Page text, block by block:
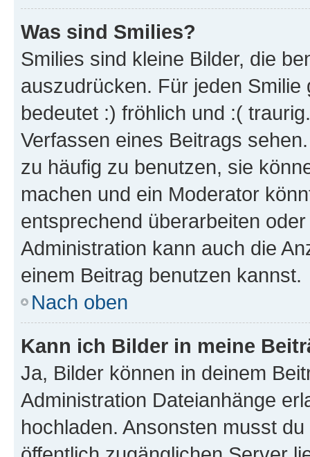
Was sind Smilies?
Smilies sind kleine Bilder, die
auszudrücken. Für jeden
bedeutet :) fröhlich und :(
Verfassen eines Beitrags
zu häufig zu benutzen, sie
machen und ein Moderator
entsprechend überarbeiten
Administration kann auch die
einem Beitrag benutzen kannst.
Nach oben
Kann ich Bilder in meine
Ja, Bilder können in deinem
Administration Dateianhänge
hochladen. Ansonsten musst